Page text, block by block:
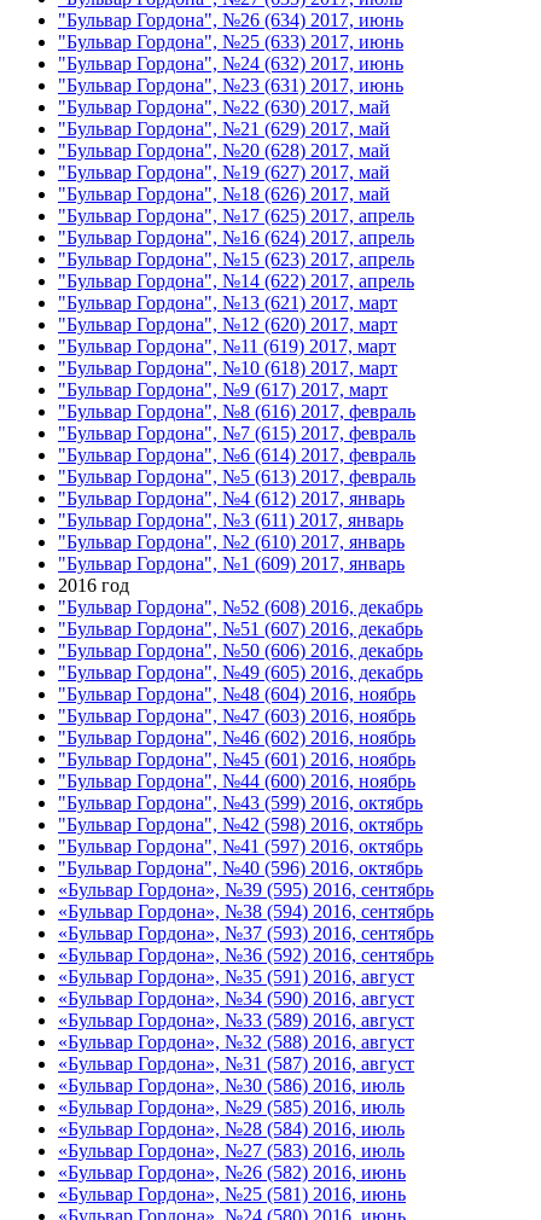
"Бульвар Гордона", №26 (634) 2017, июнь
"Бульвар Гордона", №25 (633) 2017, июнь
"Бульвар Гордона", №24 (632) 2017, июнь
"Бульвар Гордона", №23 (631) 2017, июнь
"Бульвар Гордона", №22 (630) 2017, май
"Бульвар Гордона", №21 (629) 2017, май
"Бульвар Гордона", №20 (628) 2017, май
"Бульвар Гордона", №19 (627) 2017, май
"Бульвар Гордона", №18 (626) 2017, май
"Бульвар Гордона", №17 (625) 2017, апрель
"Бульвар Гордона", №16 (624) 2017, апрель
"Бульвар Гордона", №15 (623) 2017, апрель
"Бульвар Гордона", №14 (622) 2017, апрель
"Бульвар Гордона", №13 (621) 2017, март
"Бульвар Гордона", №12 (620) 2017, март
"Бульвар Гордона", №11 (619) 2017, март
"Бульвар Гордона", №10 (618) 2017, март
"Бульвар Гордона", №9 (617) 2017, март
"Бульвар Гордона", №8 (616) 2017, февраль
"Бульвар Гордона", №7 (615) 2017, февраль
"Бульвар Гордона", №6 (614) 2017, февраль
"Бульвар Гордона", №5 (613) 2017, февраль
"Бульвар Гордона", №4 (612) 2017, январь
"Бульвар Гордона", №3 (611) 2017, январь
"Бульвар Гордона", №2 (610) 2017, январь
"Бульвар Гордона", №1 (609) 2017, январь
2016 год
"Бульвар Гордона", №52 (608) 2016, декабрь
"Бульвар Гордона", №51 (607) 2016, декабрь
"Бульвар Гордона", №50 (606) 2016, декабрь
"Бульвар Гордона", №49 (605) 2016, декабрь
"Бульвар Гордона", №48 (604) 2016, ноябрь
"Бульвар Гордона", №47 (603) 2016, ноябрь
"Бульвар Гордона", №46 (602) 2016, ноябрь
"Бульвар Гордона", №45 (601) 2016, ноябрь
"Бульвар Гордона", №44 (600) 2016, ноябрь
"Бульвар Гордона", №43 (599) 2016, октябрь
"Бульвар Гордона", №42 (598) 2016, октябрь
"Бульвар Гордона", №41 (597) 2016, октябрь
"Бульвар Гордона", №40 (596) 2016, октябрь
«Бульвар Гордона», №39 (595) 2016, сентябрь
«Бульвар Гордона», №38 (594) 2016, сентябрь
«Бульвар Гордона», №37 (593) 2016, сентябрь
«Бульвар Гордона», №36 (592) 2016, сентябрь
«Бульвар Гордона», №35 (591) 2016, август
«Бульвар Гордона», №34 (590) 2016, август
«Бульвар Гордона», №33 (589) 2016, август
«Бульвар Гордона», №32 (588) 2016, август
«Бульвар Гордона», №31 (587) 2016, август
«Бульвар Гордона», №30 (586) 2016, июль
«Бульвар Гордона», №29 (585) 2016, июль
«Бульвар Гордона», №28 (584) 2016, июль
«Бульвар Гордона», №27 (583) 2016, июль
«Бульвар Гордона», №26 (582) 2016, июнь
«Бульвар Гордона», №25 (581) 2016, июнь
«Бульвар Гордона», №24 (580) 2016, июнь